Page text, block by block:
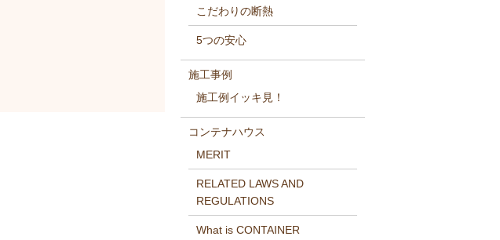
こだわりの断熱
5つの安心
施工事例
施工例イッキ見！
コンテナハウス
MERIT
RELATED LAWS AND
REGULATIONS
What is CONTAINER